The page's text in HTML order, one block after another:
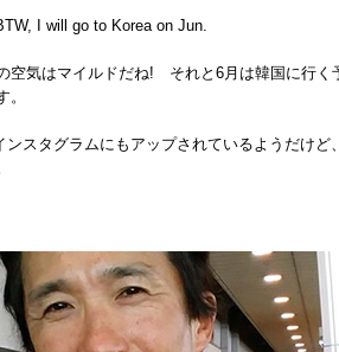
I will go to Korea on Jun.
空気はマイルドだね! それと6月は韓国に行く
スタグラムにもアップされているようだけ